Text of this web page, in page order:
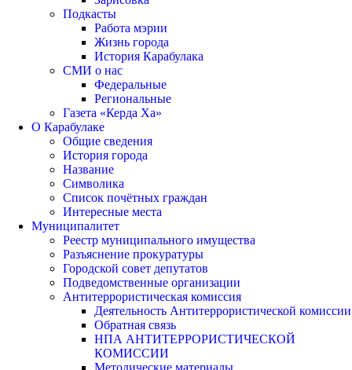
Подкасты
Работа мэрии
Жизнь города
История Карабулака
СМИ о нас
Федеральные
Региональные
Газета «Керда Ха»
О Карабулаке
Общие сведения
История города
Название
Символика
Список почётных граждан
Интересные места
Муниципалитет
Реестр муниципального имущества
Разъяснение прокуратуры
Городской совет депутатов
Подведомственные организации
Антитеррористическая комиссия
Деятельность Антитеррористической комиссии
Обратная связь
НПА АНТИТЕРРОРИСТИЧЕСКОЙ
КОМИССИИ
Методические материалы